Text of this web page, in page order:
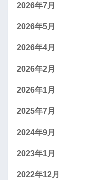
2026年7月
2026年5月
2026年4月
2026年2月
2026年1月
2025年7月
2024年9月
2023年1月
2022年12月